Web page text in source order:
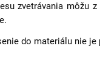
zvetrávania môžu z
do materiálu nie je